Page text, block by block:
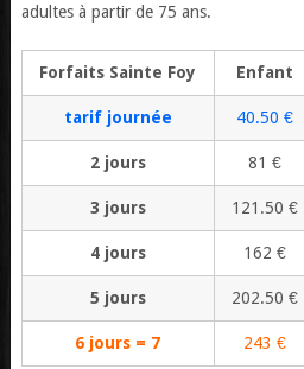
adultes à partir de 75 ans.
Forfaits Sainte Foy Enfant
tarif journée 40.50 €
2 jours 81 €
3 jours 121.50 €
4 jours 162 €
5 jours 202.50 €
6 jours = 7 243 €